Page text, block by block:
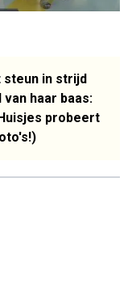
in strijd
haar baas:
probeert